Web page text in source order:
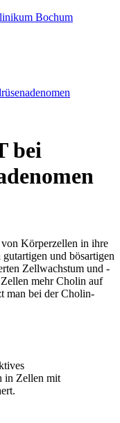
Bochum
bei
Körperzellen in ihre
und bösartigen
Zellwachstum und -
mehr Cholin auf
man bei der Cholin-
in Zellen mit